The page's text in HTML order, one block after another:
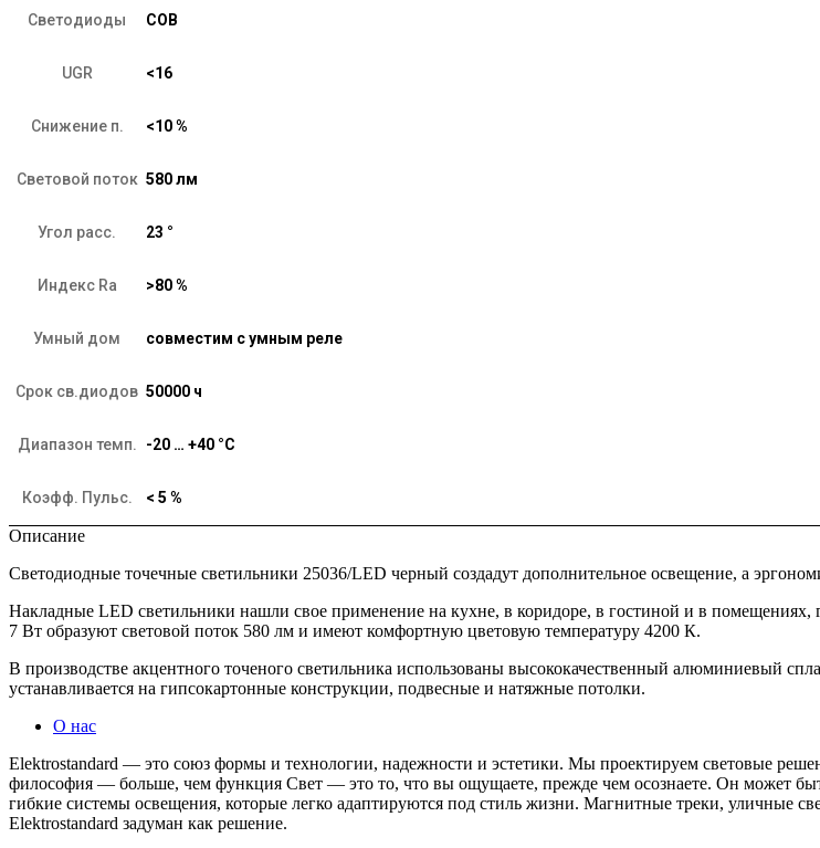
Светодиоды COB
UGR <16
Снижение п. <10 %
Световой поток 580 лм
Угол расс. 23 °
Индекс Ra >80 %
Умный дом совместим с умным реле
Срок св.диодов 50000 ч
Диапазон темп. -20 … +40 °C
Коэфф. Пульс. < 5 %
Описание
Светодиодные точечные светильники 25036/LED черный создадут дополнительное освещение, а
Накладные LED светильники нашли свое применение на кухне, в коридоре, в гостиной и в
7 Вт образуют световой поток 580 лм и имеют комфортную цветовую температуру 4200 К.
В производстве акцентного точеного светильника использованы высококачественный алюминиевый
устанавливается на гипсокартонные конструкции, подвесные и натяжные потолки.
О нас
Elektrostandard — это союз формы и технологии, надежности и эстетики. Мы проектируем световые
философия — больше, чем функция Свет — это то, что вы ощущаете, прежде чем осознаете. Он может
гибкие системы освещения, которые легко адаптируются под стиль жизни. Магнитные треки, уличные
Elektrostandard задуман как решение.